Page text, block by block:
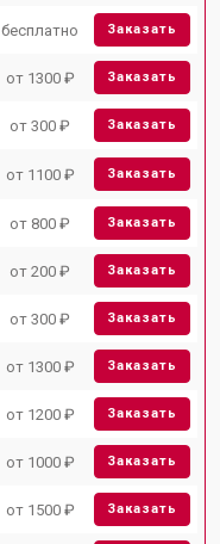
бесплатно Заказать
от 1300 ₽ Заказать
от 300 ₽ Заказать
от 1100 ₽ Заказать
от 800 ₽ Заказать
от 200 ₽ Заказать
от 300 ₽ Заказать
от 1300 ₽ Заказать
от 1200 ₽ Заказать
от 1000 ₽ Заказать
от 1500 ₽ Заказать